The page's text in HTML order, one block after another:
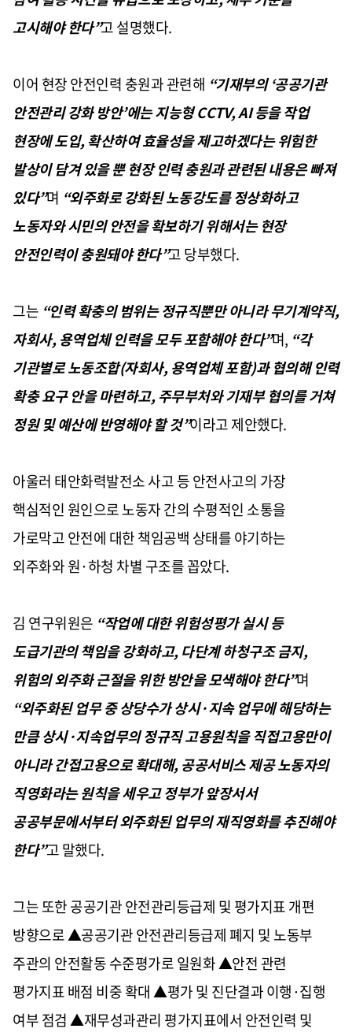
고시해야 한다”고 설명했다.
이어 현장 안전인력 충원과 관련해 “기재부의 ‘공공기관
안전관리 강화 방안’에는 지능형 CCTV, AI 등을 작업
현장에 도입, 확산하여 효율성을 제고하겠다는 위험한
발상이 담겨 있을 뿐 현장 인력 충원과 관련된 내용은 빠져
있다”며 “외주화로 강화된 노동강도를 정상화하고
노동자와 시민의 안전을 확보하기 위해서는 현장
안전인력이 충원돼야 한다”고 당부했다.
그는 “인력 확충의 범위는 정규직뿐만 아니라 무기계약직,
자회사, 용역업체 인력을 모두 포함해야 한다”며, “각
기관별로 노동조합(자회사, 용역업체 포함)과 협의해 인력
확충 요구 안을 마련하고, 주무부처와 기재부 협의를 거쳐
정원 및 예산에 반영해야 할 것”이라고 제안했다.
아울러 태안화력발전소 사고 등 안전사고의 가장
핵심적인 원인으로 노동자 간의 수평적인 소통을
가로막고 안전에 대한 책임공백 상태를 야기하는
외주화와 원·하청 차별 구조를 꼽았다.
김 연구위원은 “작업에 대한 위험성평가 실시 등
도급기관의 책임을 강화하고, 다단계 하청구조 금지,
위험의 외주화 근절을 위한 방안을 모색해야 한다”며
“외주화된 업무 중 상당수가 상시·지속 업무에 해당하는
만큼 상시·지속업무의 정규직 고용원칙을 직접고용만이
아니라 간접고용으로 확대해, 공공서비스 제공 노동자의
직영화라는 원칙을 세우고 정부가 앞장서서
공공부문에서부터 외주화된 업무의 재직영화를 추진해야
한다”고 말했다.
그는 또한 공공기관 안전관리등급제 및 평가지표 개편
방향으로 ▲공공기관 안전관리등급제 폐지 및 노동부
주관의 안전활동 수준평가로 일원화 ▲안전 관련
평가지표 배점 비중 확대 ▲평가 및 진단결과 이행·집행
여부 점검 ▲재무성과관리 평가지표에서 안전인력 및